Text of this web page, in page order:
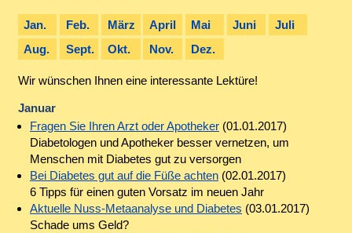
Jan. Feb. März April Mai Juni
Juli
Aug.
Sept. Okt. Nov. Dez.
Wir wünschen Ihnen eine interessante Lektüre!
Januar
Fragen Sie Ihren Arzt oder Apotheker(01.01.2017)
Diabetologen und Apotheker besser vernetzen, um
Menschen mit Diabetes gut zu versorgen
Bei Diabetes gut auf die Füße achten(02.01.2017)
6 Tipps für einen guten Vorsatz im neuen Jahr
Aktuelle Nuss-Metaanalyse und Diabetes (03.01.2017)
Schade ums Geld?